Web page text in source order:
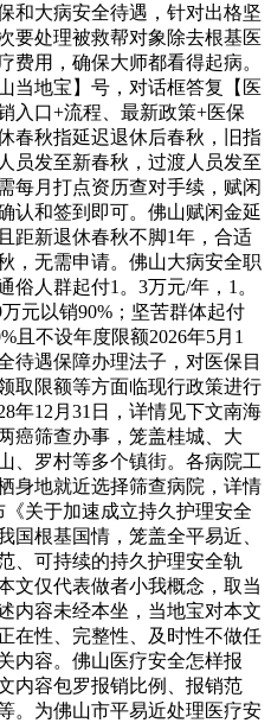
和大病安全待遇，针对出格坚
要处理被救帮对象除去根基医
费用，确保大师都看得起病。
当地宝】号，对话框答复【医
入口+流程、最新政策+医保
秋指延迟退休后春秋，旧指
员发至新春秋，过渡人员发至
每月打点资历查对手续，赋闲
认和签到即可。佛山赋闲金延
距新退休春秋不脚1年，合适
，无需申请。佛山大病安全职
俗人群起付1。3万元/年，1。
元以销90%；坚苦群体起付
且不设年度限额2026年5月1
待遇保障办理法子，对医保目
取限额等方面临现行政策进行
年12月31日，详情见下文南海
癌筛查办事，笼盖桂城、大
、罗村等多个镇街。各病院工
身地就近选择筛查病院，详情
关于加速成立持久护理安全
国根基国情，笼盖全平易近、
、可持续的持久护理安全轨
文仅代表做者小我概念，取当
内容未经本坐，当地宝对本文
在性、完整性、及时性不做任
内容。佛山医疗安全怎样报
内容包罗报销比例、报销范
。为佛山市平易近处理医疗安